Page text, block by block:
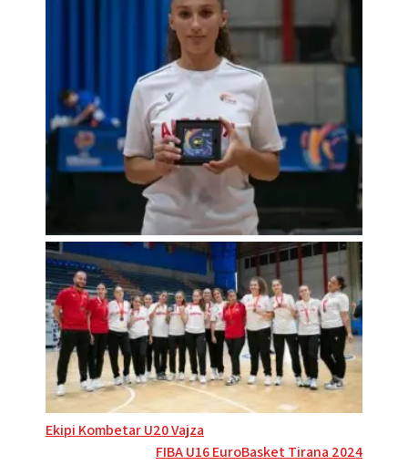
Post
Ekipi Kombetar U20 Vajza
FIBA U16 EuroBasket Tirana 2024